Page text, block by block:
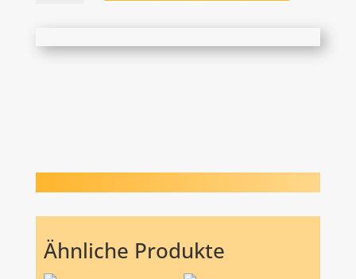
Ähnliche Produkte